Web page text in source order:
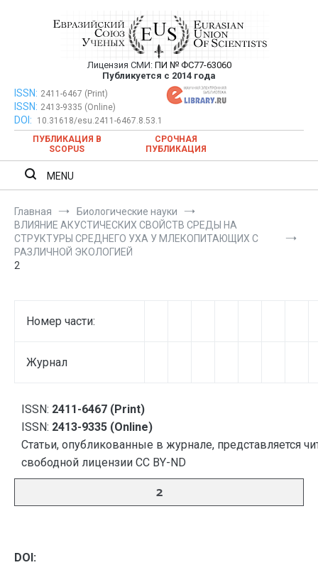
Евразийский Союз Ученых —
публикация научных статей в
ежемесячном научном журнале
Лицензия СМИ: ПИ № ФС77-63060
Публикуется с 2014 года
Евразийский Союз Ученых — публикация научных статей в
ежемесячном научном журнале
ISSN: 2411-6467 (Print)
ISSN: 2413-9335 (Online)
DOI:
10.31618/esu.2411-6467.8.53.1
ПУБЛИКАЦИЯ В
SCOPUS
СРОЧНАЯ
ПУБЛИКАЦИЯ
MENU
Главная
Биологические науки
ВЛИЯНИЕ АКУСТИЧЕСКИХ СВОЙСТВ СРЕДЫ НА
СТРУКТУРЫ СРЕДНЕГО УХА У МЛЕКОПИТАЮЩИХ С
РАЗЛИЧНОЙ ЭКОЛОГИЕЙ
2
Номер части:
Журнал
ISSN: 2411-6467 (Print)
ISSN: 2413-9335 (Online)
Статьи, опубликованные в журнале, представляется
свободной лицензии CC BY-ND
2
DOI: